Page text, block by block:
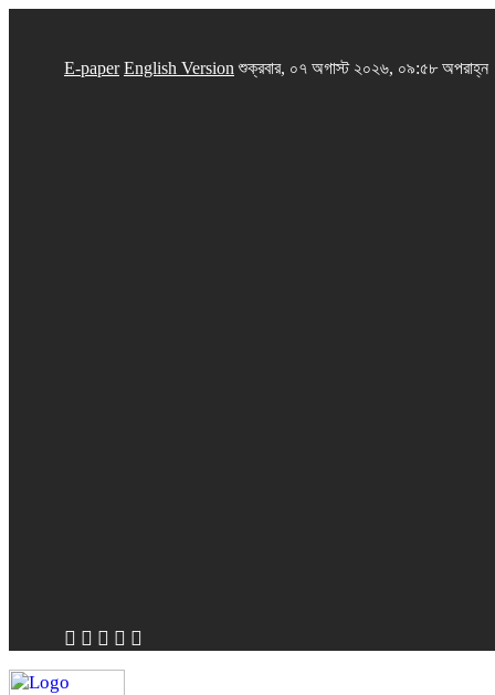
E-paper English Version শুক্রবার, ০৭ অগাস্ট ২০২৬, ০৯:৫৮ অপরাহ্ন